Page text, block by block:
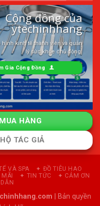
Cộng đồng của
ytechinhhang
hình kinh tế thành viên và quản
lý sức khỏe chủ động.
Gia Cộng Đồng
HÀNG
TÁC GIẢ
VÀ SPA
✦ ĐỒ TIÊU HAO
✦ TIN TỨC
✦ CẢM ƠN
| Bản quyền